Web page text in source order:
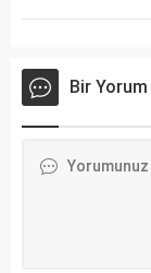
Bir Yorum